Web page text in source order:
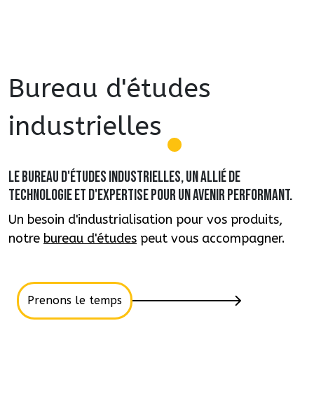
Bureau d'études
industrielles
Le Bureau d'études industrielles, un allié de
technologie et d'expertise pour un avenir performant.
Un besoin d'industrialisation pour vos produits,
notre bureau d'études peut vous accompagner.
Prenons le temps